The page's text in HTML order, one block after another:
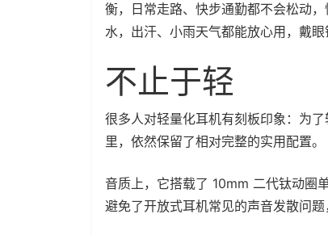
衡，日常走路、快步通勤都不会松动
水，出汗、小雨天气都能放心用，戴
不止于轻
很多人对轻量化耳机有刻板印象：为
里，依然保留了相对完整的实用配置。
音质上，它搭载了 10mm 二代钛动圈
避免了开放式耳机常见的声音发散问